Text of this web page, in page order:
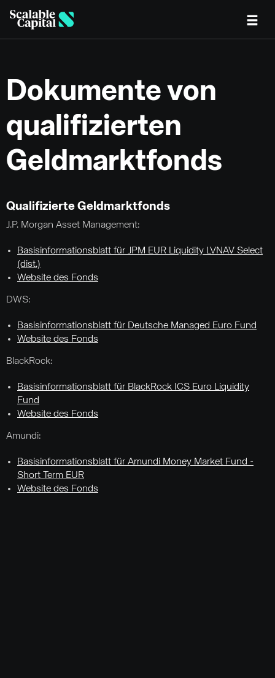
Dokumente von
qualifizierten
Geldmarktfonds
Qualifizierte Geldmarktfonds
J.P. Morgan Asset Management:
Basisinformationsblatt für JPM EUR Liquidity LVNAV Select
(dist.)
Website des Fonds
DWS:
Basisinformationsblatt für Deutsche Managed Euro Fund
Website des Fonds
BlackRock:
Basisinformationsblatt für BlackRock ICS Euro Liquidity
Fund
Website des Fonds
Amundi:
Basisinformationsblatt für Amundi Money Market Fund -
Short Term EUR
Website des Fonds